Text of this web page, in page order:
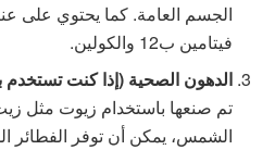
الجسم العامة. كما يحتوي على
فيتامين ب12 والكولين.
الدهون الصحية (إذا كنت
تم صنعها باستخدام زيوت مثل
الشمس، يمكن أن توفر الفطائر